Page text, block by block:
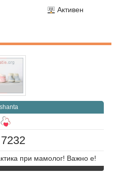
Активен
7232
при мамолог! Важно е!